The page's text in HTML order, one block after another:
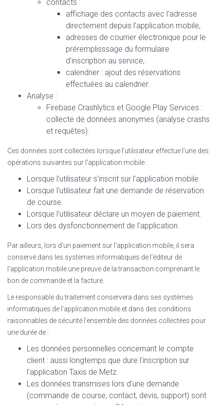
contacts :
affichage des contacts avec l'adresse
directement depuis l'application mobile,
adresses de courrier électronique pour le
préremplisssage du formulaire
d'inscription au service,
calendrier : ajout des réservations
effectuées au calendrier.
Analyse :
Firebase Crashlytics et Google Play Services :
collecte de données anonymes (analyse crashs
et requêtes).
Ces données sont collectées lorsque l'utilisateur effectue l'une des
opérations suivantes sur l'application mobile :
Lorsque l'utilisateur s'inscrit sur l'application mobile.
Lorsque l'utilisateur fait une demande de réservation
de course.
Lorsque l'utilisateur déclare un moyen de paiement.
Lors des dysfonctionnement de l'application.
Par ailleurs, lors d'un paiement sur l'application mobile, il sera
conservé dans les systèmes informatiques de l'éditeur de
l'application mobile une preuve de la transaction comprenant le
bon de commande et la facture.
Le responsable du traitement conservera dans ses systèmes
informatiques de l'application mobile et dans des conditions
raisonnables de sécurité l'ensemble des données collectées pour
une durée de :
Les données personnelles concernant le compte
client : aussi longtemps que dure l'inscription sur
l'application Taxis de Metz.
Les données transmises lors d'une demande
(commande de course, contact, devis, support) sont